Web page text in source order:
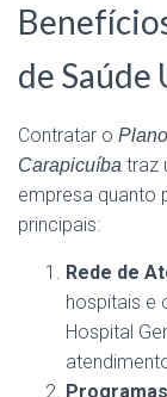
de Saúde
Contratar o
Carapicuíba traz
empresa quanto
principais:
Rede de
hospitais e
Hospital